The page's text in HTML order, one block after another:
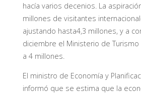
hacía varios decenios. La
millones de visitantes
ajustando hasta4,3 millones, y a
diciembre el Ministerio de Turismo
a 4 millones.
El ministro de Economía y
informó que se estima que la